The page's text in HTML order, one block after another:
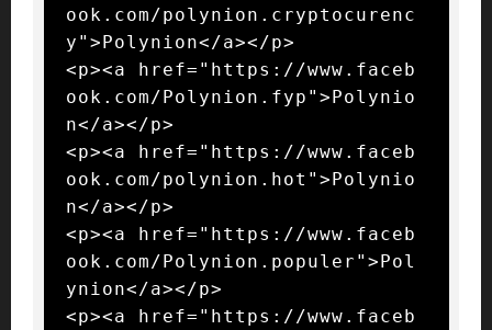
ook.com/polynion.cryptocurenc
y">Polynion</a></p>
<p><a href="https://www.faceb
ook.com/Polynion.fyp">Polynio
n</a></p>
<p><a href="https://www.faceb
ook.com/polynion.hot">Polynio
n</a></p>
<p><a href="https://www.faceb
ook.com/Polynion.populer">Pol
ynion</a></p>
<p><a href="https://www.faceb